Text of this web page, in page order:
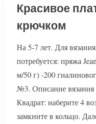
Красивое
крючком
На 5-7 лет. Для
потребуется: пряжа
м/50 г) -200
№3. Описание вязания
Квадрат: наберите 4
замкните в кольцо.